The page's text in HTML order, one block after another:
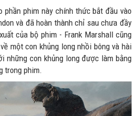
phần phim này chính thức bắt đầu vào
và đã hoàn thành chỉ sau chưa đầy
của bộ phim - Frank Marshall cũng
một con khủng long nhồi bông và hài
những con khủng long được làm bằng
trong phim.